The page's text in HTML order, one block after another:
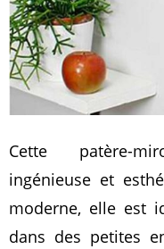
Cette patère-
ingénieuse et
moderne, elle est
dans des petites